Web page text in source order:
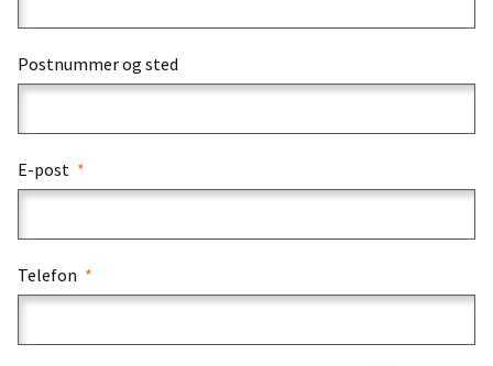
Postnummer og sted
E-post
Telefon